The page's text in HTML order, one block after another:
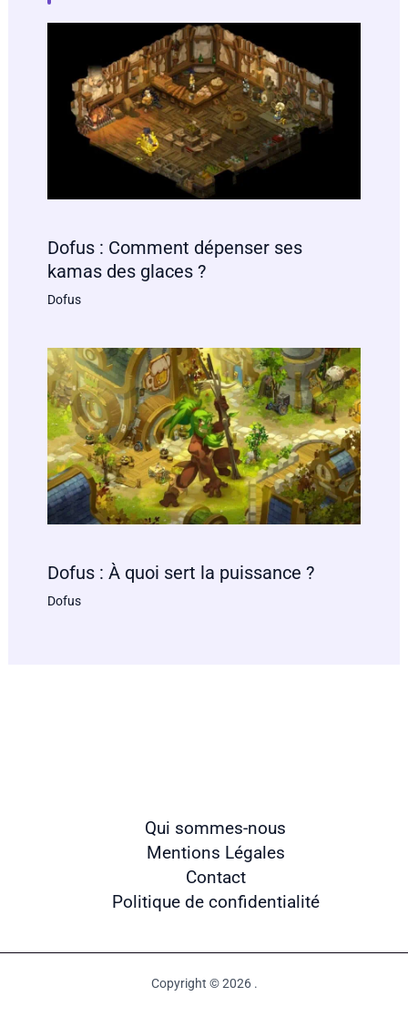
Dofus : Comment dépenser ses
kamas des glaces ?
Dofus
Dofus : À quoi sert la puissance ?
Dofus
Qui sommes-nous
Mentions Légales
Contact
Politique de confidentialité
Copyright © 2026 .